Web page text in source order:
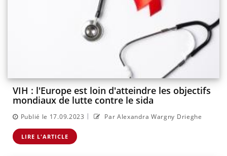
VIH : l'Europe est loin d'atteindre les objectifs
mondiaux de lutte contre le sida
Publié le 17.09.2023 | Par Alexandra Wargny Drieghe
LIRE L'ARTICLE